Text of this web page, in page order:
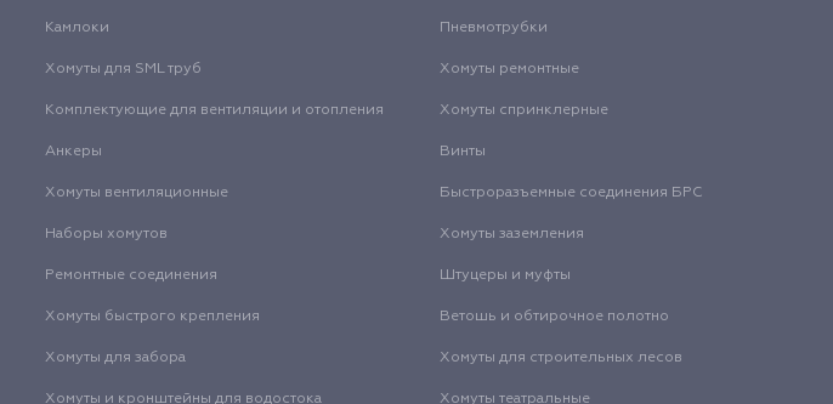
Камлоки Пневмотрубки
Хомуты для SML труб Хомуты ремонтные
Комплектующие для вентиляции и отопления Хомуты спринклерные
Анкеры Винты
Хомуты вентиляционные Быстроразъемные соединения БРС
Наборы хомутов Хомуты заземления
Ремонтные соединения Штуцеры и муфты
Хомуты быстрого крепления Ветошь и обтирочное полотно
Хомуты для забора Хомуты для строительных лесов
Хомуты и кронштейны для водостока Хомуты театральные